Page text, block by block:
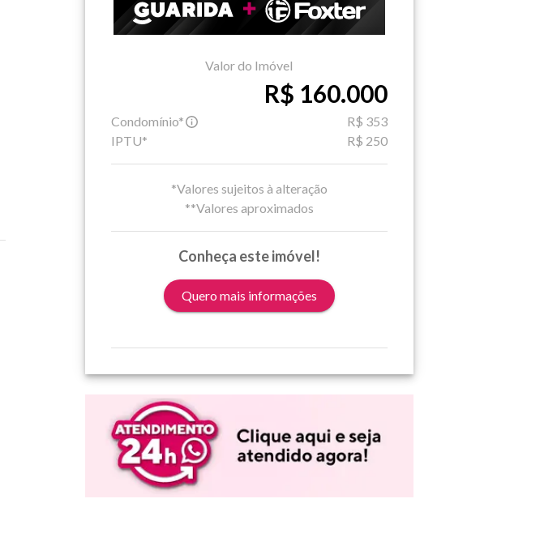
Valor do Imóvel
R$ 160.000
Condomínio*
R$ 353
IPTU*
R$ 250
*Valores sujeitos à alteração
**Valores aproximados
Conheça este imóvel!
Quero mais informações